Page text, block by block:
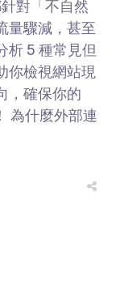
對「不自然
量驟減，甚至
析 5 種常見但
你檢視網站現
，確保你的
為什麼外部連